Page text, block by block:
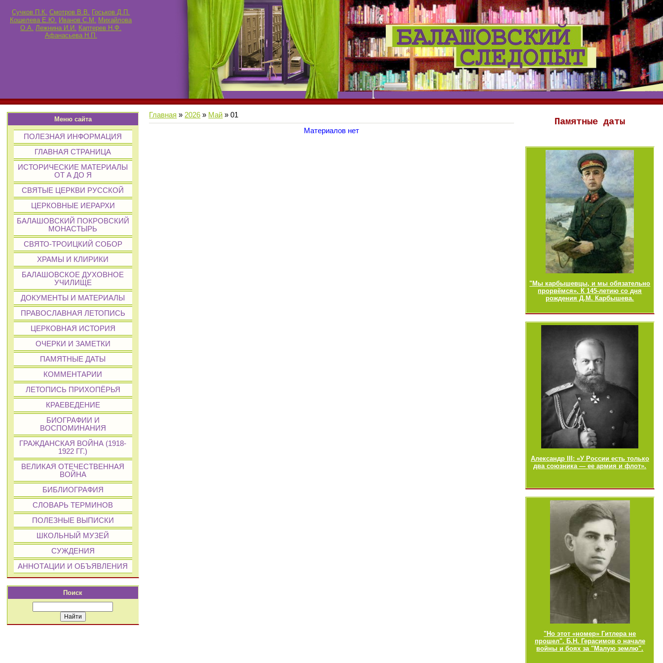
Сучков П.К. Смотров В.В. Госьков Д.П.
Кошелева Е.Ю. Иванов С.М. Михайлова
О.А. Лежнина И.И. Каптерев Н.Ф.
Афанасьева Н.П.
Меню сайта
ПОЛЕЗНАЯ ИНФОРМАЦИЯ
ГЛАВНАЯ СТРАНИЦА
ИСТОРИЧЕСКИЕ МАТЕРИАЛЫ
ОТ А ДО Я
СВЯТЫЕ ЦЕРКВИ РУССКОЙ
ЦЕРКОВНЫЕ ИЕРАРХИ
БАЛАШОВСКИЙ ПОКРОВСКИЙ
МОНАСТЫРЬ
СВЯТО-ТРОИЦКИЙ СОБОР
ХРАМЫ И КЛИРИКИ
БАЛАШОВСКОЕ ДУХОВНОЕ
УЧИЛИЩЕ
ДОКУМЕНТЫ И МАТЕРИАЛЫ
ПРАВОСЛАВНАЯ ЛЕТОПИСЬ
ЦЕРКОВНАЯ ИСТОРИЯ
ОЧЕРКИ И ЗАМЕТКИ
ПАМЯТНЫЕ ДАТЫ
КОММЕНТАРИИ
ЛЕТОПИСЬ ПРИХОПЁРЬЯ
КРАЕВЕДЕНИЕ
БИОГРАФИИ И
ВОСПОМИНАНИЯ
ГРАЖДАНСКАЯ ВОЙНА (1918-
1922 ГГ.)
ВЕЛИКАЯ ОТЕЧЕСТВЕННАЯ
ВОЙНА
БИБЛИОГРАФИЯ
СЛОВАРЬ ТЕРМИНОВ
ПОЛЕЗНЫЕ ВЫПИСКИ
ШКОЛЬНЫЙ МУЗЕЙ
СУЖДЕНИЯ
АННОТАЦИИ И ОБЪЯВЛЕНИЯ
Поиск
Памятные даты
"Мы карбышевцы, и мы обязательно
прорвёмся». К 145-летию со дня
рождения Д.М. Карбышева.
Александр III: «У России есть только
два союзника — ее армия и флот».
"Но этот «номер» Гитлера не
прошел". Б.Н. Герасимов о начале
войны и боях за "Малую землю".
Главная »2026 » Май » 01
Материалов нет